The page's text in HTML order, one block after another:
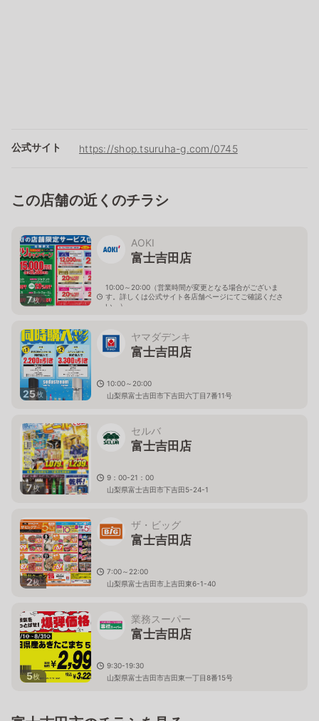
公式サイト https://shop.tsuruha-g.com/0745
この店舗の近くのチラシ
7枚
AOKI
富士吉田店
10:00～20:00（営業時間が変更となる場合がございま
す。詳しくは公式サイト各店舗ページにてご確認くださ
い。）
25枚
ヤマダデンキ
富士吉田店
10:00～20:00
山梨県富士吉田市下吉田六丁目7番11号
7枚
セルバ
富士吉田店
9：00-21：00
山梨県富士吉田市下吉田5-24-1
2枚
ザ・ビッグ
富士吉田店
7:00～22:00
山梨県富士吉田市上吉田東6-1-40
5枚
業務スーパー
富士吉田店
9:30-19:30
山梨県富士吉田市吉田東一丁目8番15号